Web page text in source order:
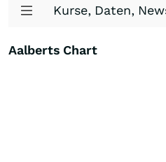
Kurse, Daten,
Aalberts Chart